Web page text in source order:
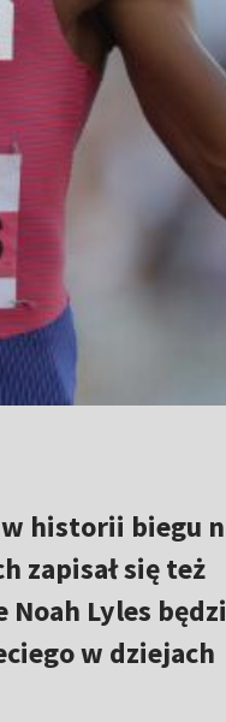
historii biegu
zapisał się też
Lyles
w dziejach